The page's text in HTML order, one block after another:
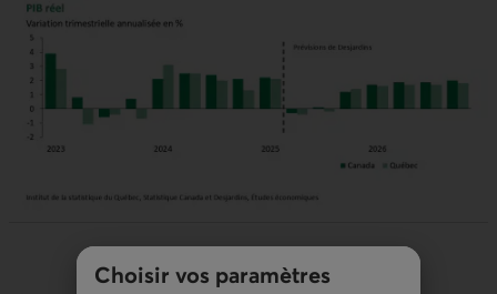
Choisir vos paramètres